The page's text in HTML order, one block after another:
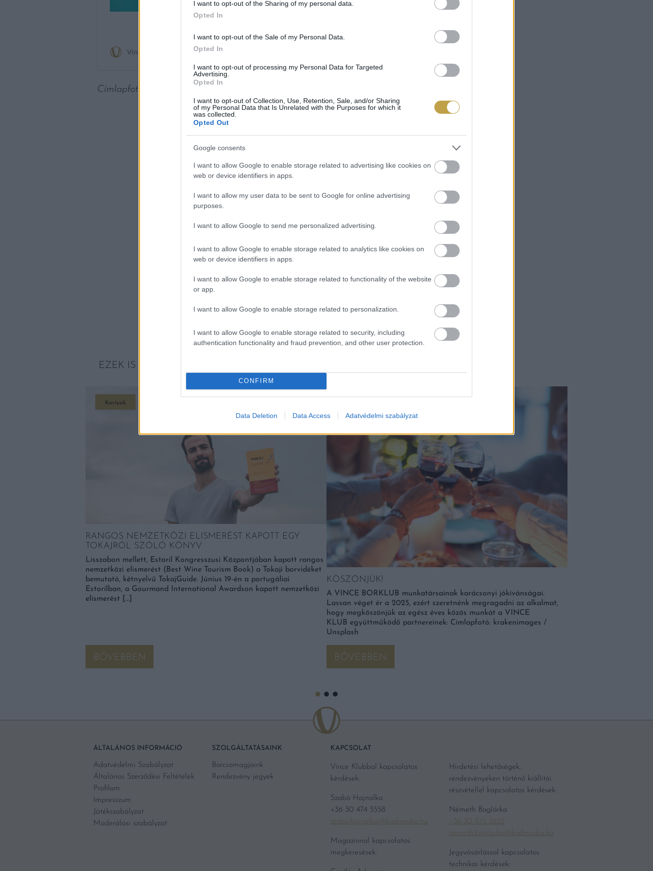
I want to opt-out of the Sharing of my personal data.
Opted In
I want to opt-out of the Sale of my Personal Data.
Opted In
I want to opt-out of processing my Personal Data for Targeted
Advertising.
Opted In
I want to opt-out of Collection, Use, Retention, Sale, and/or Sharing
of my Personal Data that Is Unrelated with the Purposes for which it
was collected.
Opted Out
Google consents
I want to allow Google to enable storage related to advertising like cookies on
web or device identifiers in apps.
I want to allow my user data to be sent to Google for online advertising
purposes.
I want to allow Google to send me personalized advertising.
I want to allow Google to enable storage related to analytics like cookies on
web or device identifiers in apps.
I want to allow Google to enable storage related to functionality of the website
or app.
I want to allow Google to enable storage related to personalization.
I want to allow Google to enable storage related to security, including
authentication functionality and fraud prevention, and other user protection.
CONFIRM
Data Deletion Data Access Adatvédelmi szabályzat
Címlapfotó: Fotó: Mae Mu / Unsplash
EZEK IS ÉRDEKELHETNEK
Kortyok
RANGOS NEMZETKÖZI ELISMERÉST KAPOTT EGY
TOKAJRÓL SZÓLÓ KÖNYV
Lisszabon mellett, Estoril Kongresszusi Központjában kapott rangos
nemzetközi elismerést (Best Wine Tourism Book) a Tokaji borvidéket
bemutató, kétnyelvű TokajGuide. Június 19-én a portugáliai
Estorilban, a Gourmand International Awardson kapott nemzetközi
elismerést […]
BŐVEBBEN
KÖSZÖNJÜK!
A VINCE BORKLUB munkatársainak karácsonyi jókívánságai.
Lassan véget ér a 2025, ezért szeretnénk megragadni az alkalmat,
hogy megköszönjük az egész éves közös munkát a VINCE
KLUB együttműködő partnereinek: Címlapfotó: krakenimages /
Unsplash
BŐVEBBEN
ÁLTALÁNOS INFORMÁCIÓ
Adatvédelmi Szabályzat
Általános Szerződési Feltételek
Profilom
Impresszum
Játékszabályzat
Moderálási szabályzat
SZOLGÁLTATÁSAINK
Borcsomagjaink
Rendezvény jegyek
KAPCSOLAT
Vince Klubbal kapcsolatos
kérdések:
Szabó Hajnalka
+36 30 474 5558
szabo.hajnalka@kodmedia.hu
Magazinnal kapcsolatos
megkeresések:
Hirdetési lehetőségek,
rendezvényeken történő kiállítói
részvétellel kapcsolatos kérdések:
Németh Boglárka
+36 30 975 2652
nemeth.boglarka@kodmedia.hu
Jegyvásárlással kapcsolatos
technikai kérdések: